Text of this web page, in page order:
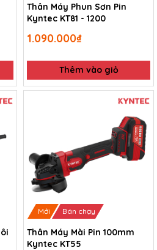
Thân Máy Phun Sơn Pin
Kyntec KT81 - 1200
1.090.000₫
Thêm vào giỏ
Mới Bán chạy
Thân Máy Mài Pin 100mm
Kyntec KT55